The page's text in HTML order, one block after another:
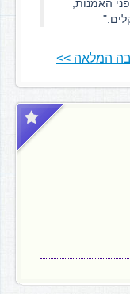
האמנות,
המלאה >>